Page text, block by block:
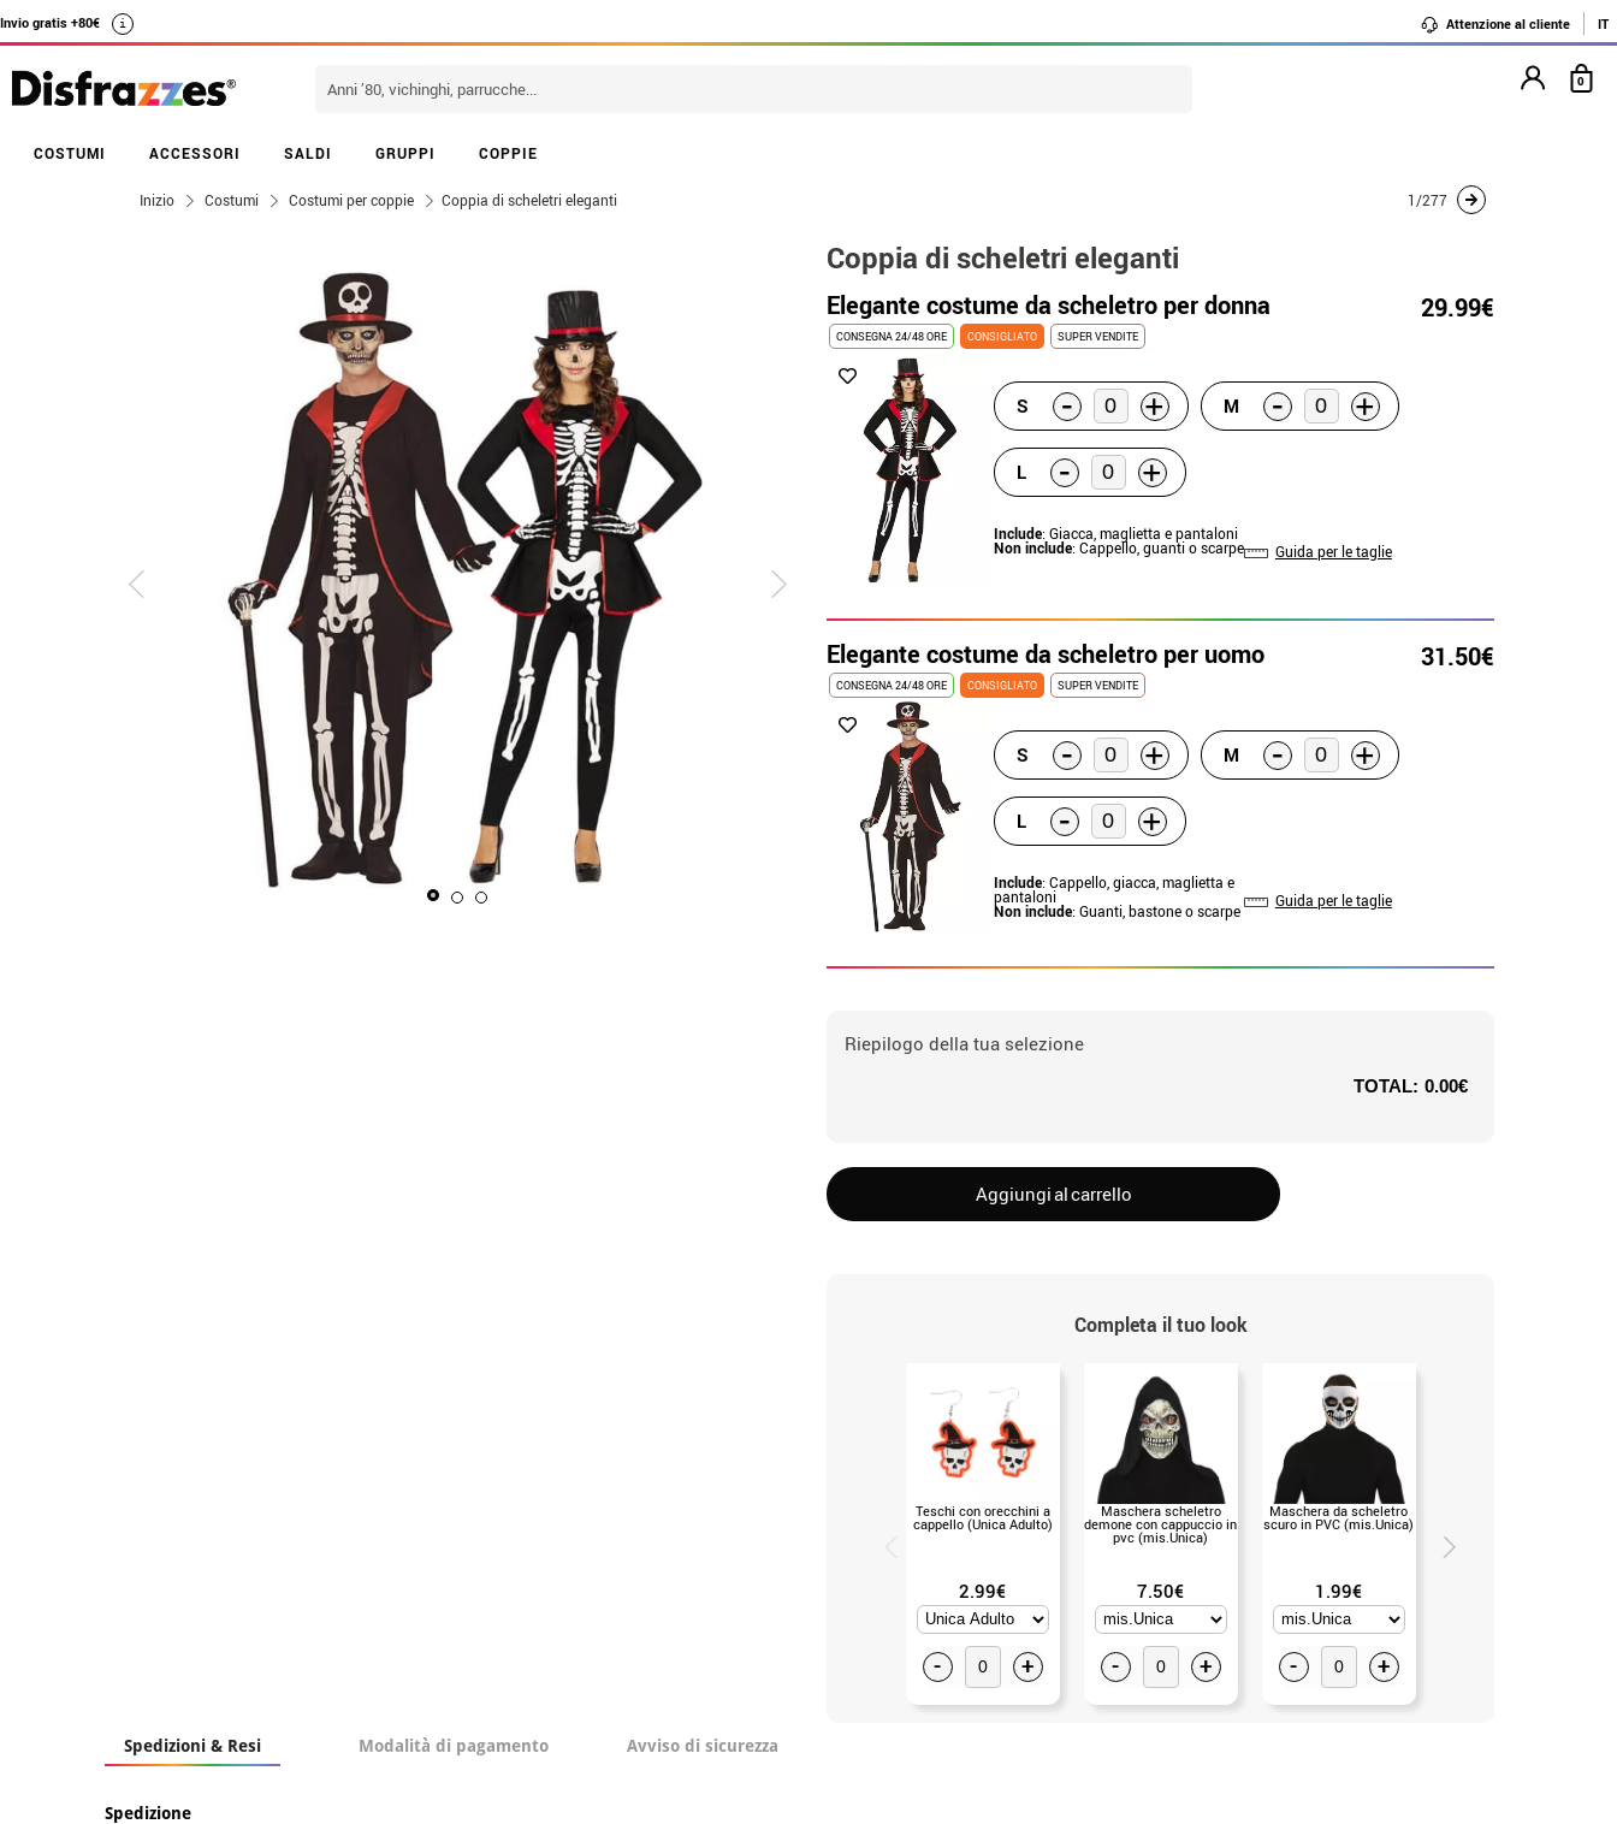
Invio gratis +80€ i Attenzione al cliente IT
COSTUMI ACCESSORI SALDI GRUPPI COPPIE
0
Inizio Costumi Costumi per coppie Coppia di scheletri eleganti 1/277
Coppia di scheletri eleganti
Elegante costume da scheletro per donna 29.99€
CONSEGNA 24/48 ORE CONSIGLIATO SUPER VENDITE
S - + M - +
L - +
Include: Giacca, maglietta e pantaloni
Non include: Cappello, guanti o scarpe Guida per le taglie
Elegante costume da scheletro per uomo 31.50€
CONSEGNA 24/48 ORE CONSIGLIATO SUPER VENDITE
S - + M - +
L - +
Include: Cappello, giacca, maglietta e
pantaloni
Non include: Guanti, bastone o scarpe
Guida per le taglie
Riepilogo della tua selezione
TOTAL: 0.00€
Aggiungi al carrello
Completa il tuo look
Teschi con orecchini a
cappello (Unica Adulto)
2.99€
- +
Maschera scheletro
demone con cappuccio in
pvc (mis.Unica)
7.50€
- +
Maschera da scheletro
scuro in PVC (mis.Unica)
1.99€
- +
Spedizioni & Resi Modalità di pagamento Avviso di sicurezza
Spedizione